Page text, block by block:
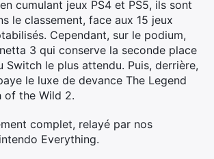
cumulant jeux PS4 et PS5, ils sont
le classement, face aux 15 jeux
Cependant, sur le podium,
3 qui conserve la seconde place
Switch le plus attendu. Puis, derrière,
le luxe de devance The Legend
of the Wild 2.
complet, relayé par nos
Everything.